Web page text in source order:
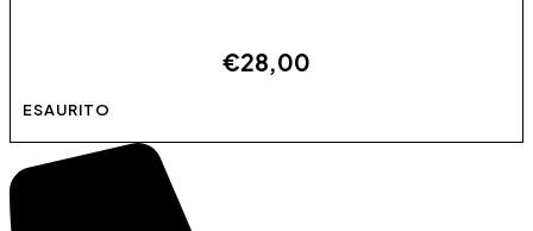
€28,00
ESAURITO